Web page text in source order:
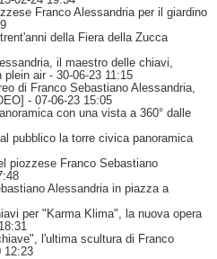
Franco Alessandria per il giardino
della Fiera della Zucca
il maestro delle chiavi,
plein air- 30-06-23 11:15
di Franco Sebastiano Alessandria,
- 07-06-23 15:05
con una vista a 360° dalle
pubblico la torre civica panoramica
piozzese Franco Sebastiano
Alessandria in piazza a
per "Karma Klima", la nuova opera
l'ultima scultura di Franco
12:23